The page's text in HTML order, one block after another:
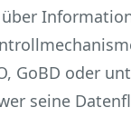
GoBD oder
seine